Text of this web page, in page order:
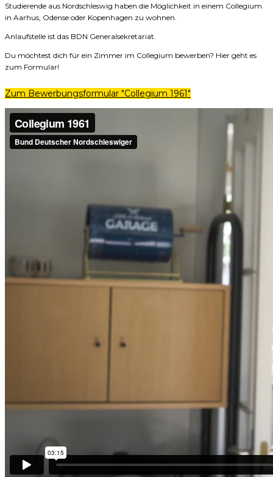
Studierende aus Nordschleswig haben die Möglichkeit in einem Collegium
in Aarhus, Odense oder Kopenhagen zu wohnen.
Anlaufstelle ist das BDN Generalsekretariat.
Du möchtest dich für ein Zimmer im Collegium bewerben? Hier geht es
zum Formular!
Zum Bewerbungsformular "Collegium 1961"